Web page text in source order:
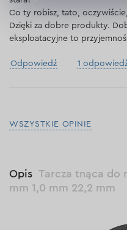
Co ty robisz, tato,
Dzięki za dobre produkty.
eksploatacyjne to
Odpowiedź 1
WSZYSTKIE OPINIE
Opis Tarcza tnąca do
mm 1,0 mm 22,2 mm